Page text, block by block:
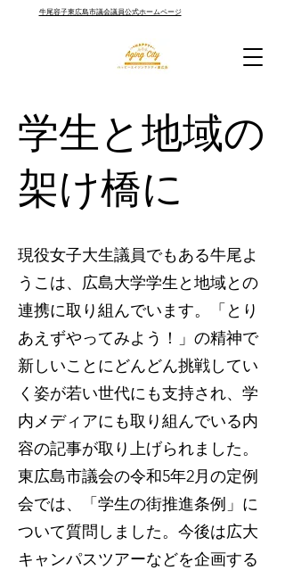
牛尾容子東広島市議会議員公式ホームページ
学生と地域の
架け橋に
現役女子大生議員でもある牛尾よ
うこは、広島大学学生と地域との
連携に取り組んでいます。「とり
あえずやってみよう！」の精神で
新しいことにどんどん挑戦してい
く姿が若い世代にも支持され、学
内メディアにも取り組んでいる内
容の記事が取り上げられました。
東広島市議会の令和5年2月の定例
会では、「学生の街推進条例」に
ついて質問しました。今後は広大
キャンパスツアーなどを企画する